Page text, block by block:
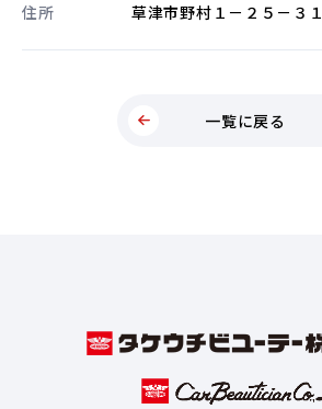
住所 草津市野村１－２５－３１
一覧に戻る